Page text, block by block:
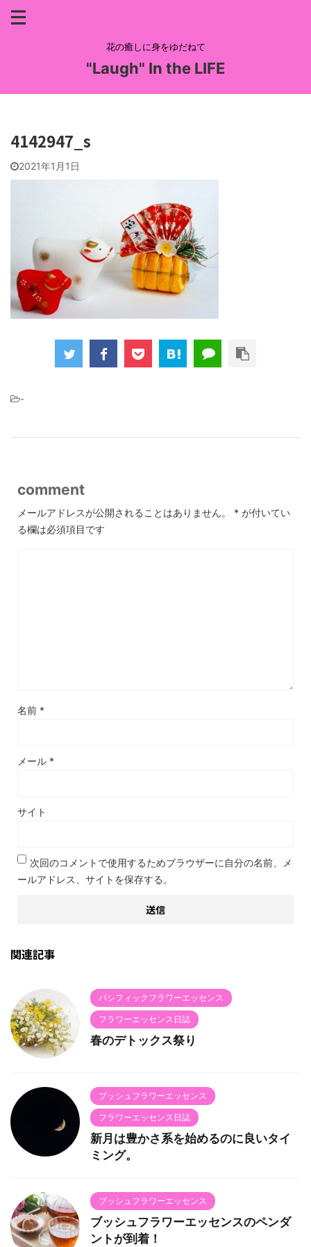
花の癒しに身をゆだねて
"Laugh" In the LIFE
4142947_s
2021年1月1日
-
comment
メールアドレスが公開されることはありません。 * が付いてい
る欄は必須項目です
名前 *
メール *
サイト
次回のコメントで使用するためブラウザーに自分の名前、メ
ールアドレス、サイトを保存する。
関連記事
パシフィックフラワーエッセンス
フラワーエッセンス日誌
春のデトックス祭り
ブッシュフラワーエッセンス
フラワーエッセンス日誌
新月は豊かさ系を始めるのに良いタイ
ミング。
ブッシュフラワーエッセンス
ブッシュフラワーエッセンスのペンダ
ントが到着！